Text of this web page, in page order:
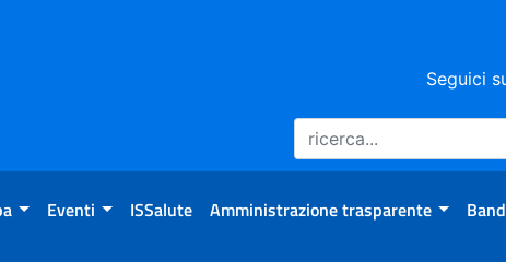
Seguici
Eventi ISSalute Amministrazione trasparente